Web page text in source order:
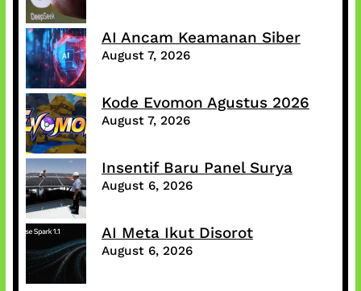
AI Ancam Keamanan Siber
August 7, 2026
Kode Evomon Agustus 2026
August 7, 2026
Insentif Baru Panel Surya
August 6, 2026
AI Meta Ikut Disorot
August 6, 2026